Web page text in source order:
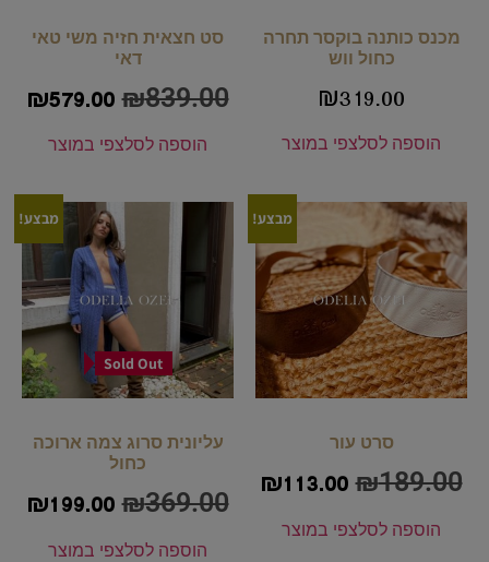
מכנס כותנה בוקסר תחרה
כחול ווש
₪319.00
הוספה לסלצפי במוצר
סט חצאית חזיה משי טאי
דאי
₪839.00
₪579.00
הוספה לסלצפי במוצר
מבצע!
סרט עור
₪189.00
₪113.00
הוספה לסלצפי במוצר
מבצע!
Sold Out
עליונית סרוג צמה ארוכה
כחול
₪369.00
₪199.00
הוספה לסלצפי במוצר